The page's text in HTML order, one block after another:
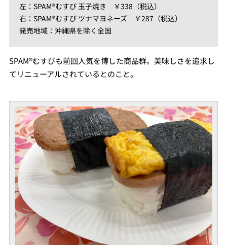
左：SPAM®むすび 玉子焼き ￥338（税込）
右：SPAM®むすび ツナマヨネーズ ￥287（税込）
発売地域：沖縄県を除く全国
SPAM®むすびも前回人気を博した商品群。美味しさを追求し
てリニューアルされているとのこと。